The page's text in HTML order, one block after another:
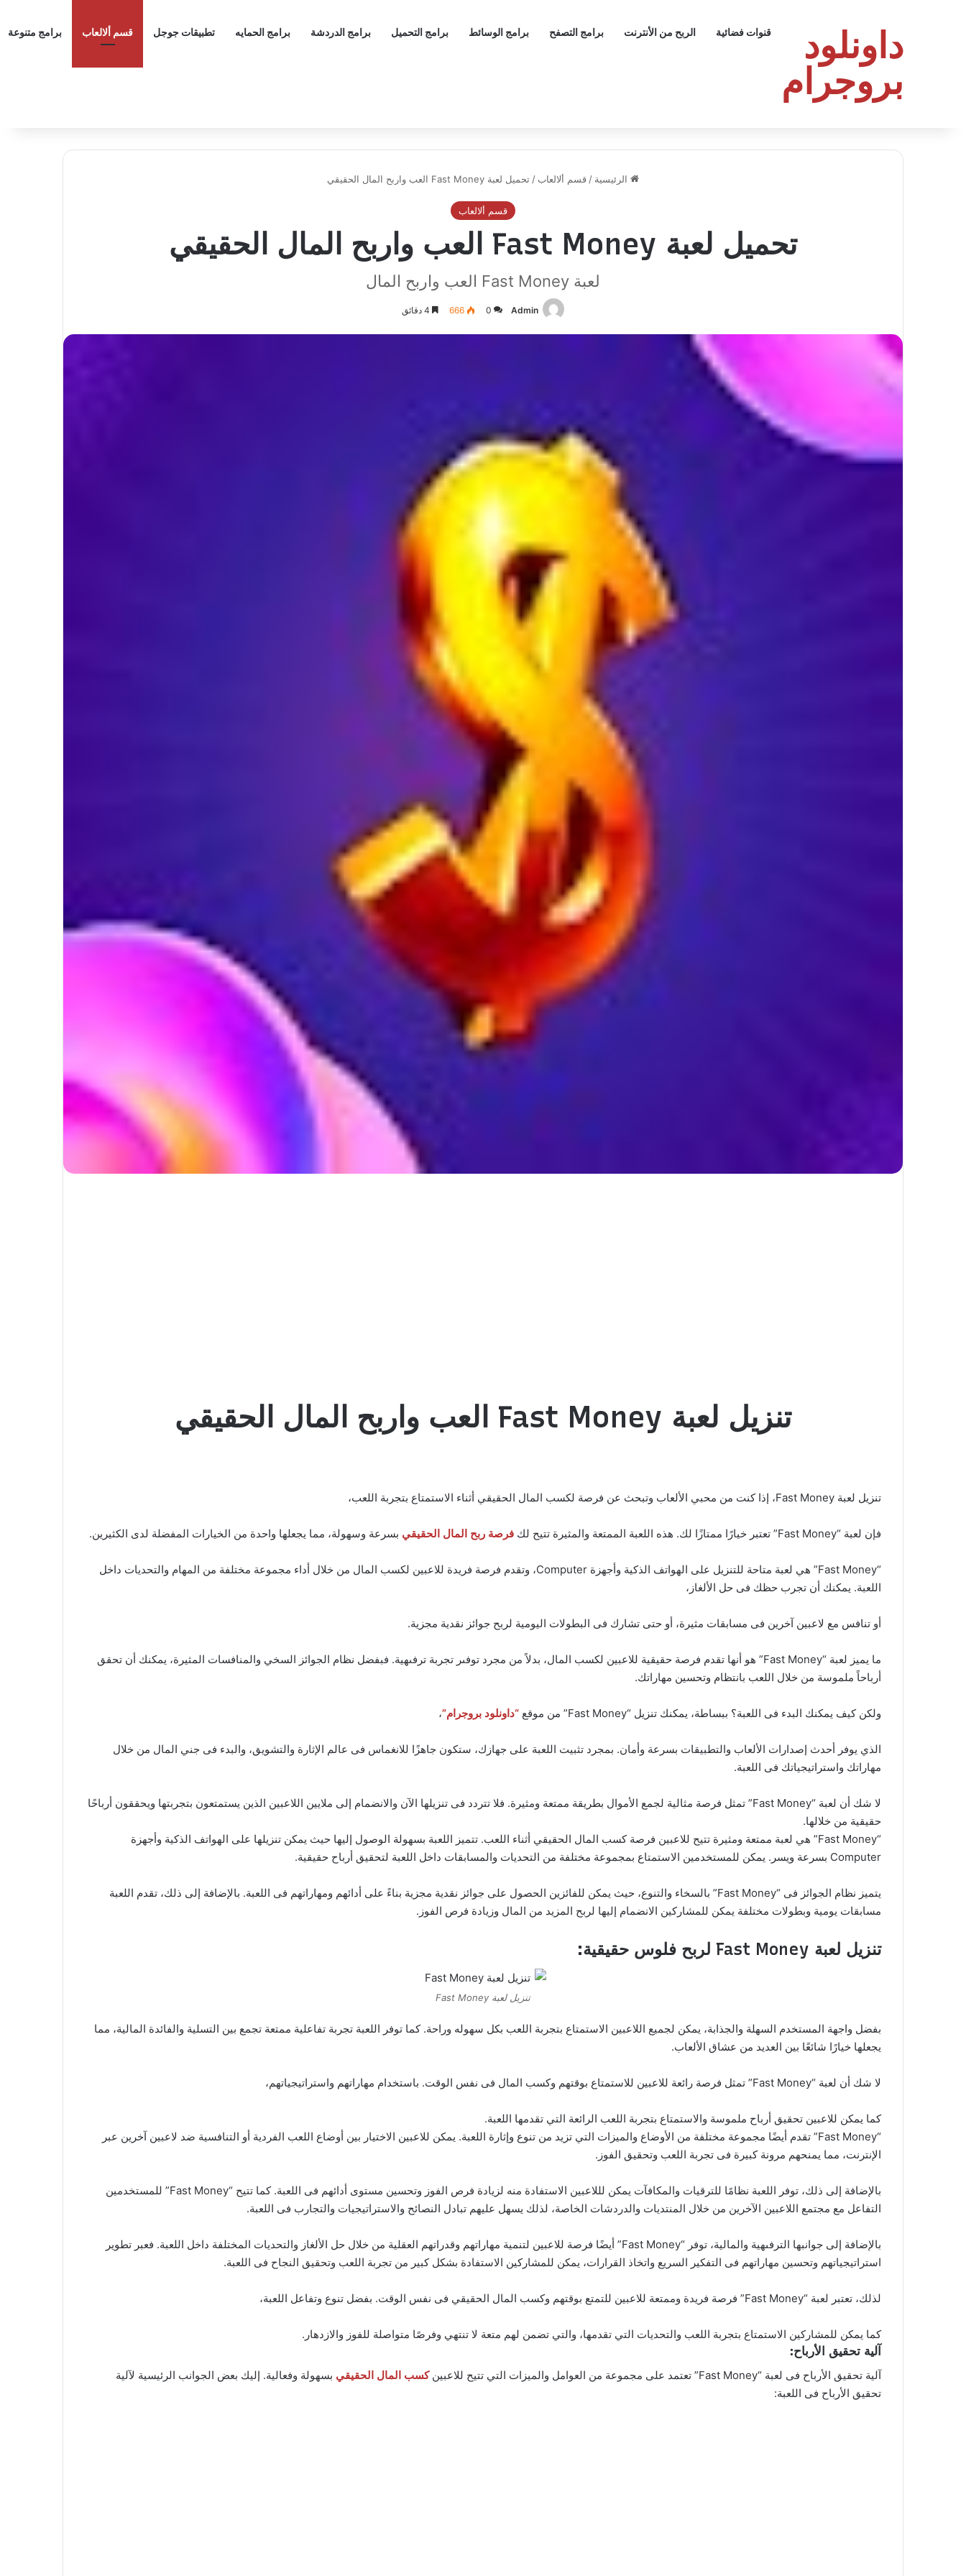
داونلود
بروجرام
قنوات فضائية الربح من الأنترنت برامج التصفح برامج الوسائط برامج التحميل برامج الدردشة برامج الحمايه تطبيقات جوجل قسم ألالعاب برامج متنوعة
الرئيسية / قسم ألالعاب / تحميل لعبة Fast Money العب واربح المال الحقيقي
قسم ألالعاب
تحميل لعبة Fast Money العب واربح المال الحقيقي
لعبة Fast Money العب واربح المال
Admin
0
666
تنزيل لعبة Fast Money العب واربح المال الحقيقي
تنزيل لعبة Fast Money، إذا كنت من محبي الألعاب وتبحث عن فرصة لكسب المال الحقيقي أثناء الاستمتاع بتجربة اللعب،
فإن لعبة “Fast Money” تعتبر خيارًا ممتازًا لك. هذه اللعبة الممتعة والمثيرة تتيح لك فرصة ربح المال الحقيقي بسرعة وسهولة، مما يجعلها واحدة من الخيارات المفضلة لدى الكثيرين.
“Fast Money” هي لعبة متاحة للتنزيل على الهواتف الذكية وأجهزة Computer، وتقدم فرصة فريدة للاعبين لكسب المال من خلال أداء مجموعة مختلفة من المهام والتحديات داخل
اللعبة. يمكنك أن تجرب حظك فى حل الألغاز،
أو تنافس مع لاعبين آخرين فى مسابقات مثيرة، أو حتى تشارك فى البطولات اليومية لربح جوائز نقدية مجزية.
ما يميز لعبة “Fast Money” هو أنها تقدم فرصة حقيقية للاعبين لكسب المال، بدلاً من مجرد توفىر تجربة ترفىهية. فبفضل نظام الجوائز السخي والمنافسات المثيرة، يمكنك أن تحقق
أرباحاً ملموسة من خلال اللعب بانتظام وتحسين مهاراتك.
ولكن كيف يمكنك البدء فى اللعبة؟ ببساطة، يمكنك تنزيل “Fast Money” من موقع “داونلود بروجرام”،
الذي يوفر أحدث إصدارات الألعاب والتطبيقات بسرعة وأمان. بمجرد تثبيت اللعبة على جهازك، ستكون جاهزًا للانغماس فى عالم الإثارة والتشويق، والبدء فى جني المال من خلال
مهاراتك واستراتيجياتك فى اللعبة.
لا شك أن لعبة “Fast Money” تمثل فرصة مثالية لجمع الأموال بطريقة ممتعة ومثيرة. فلا تتردد فى تنزيلها الآن والانضمام إلى ملايين اللاعبين الذين يستمتعون بتجربتها ويحققون أرباحًا
حقيقية من خلالها.
“Fast Money” هي لعبة ممتعة ومثيرة تتيح للاعبين فرصة كسب المال الحقيقي أثناء اللعب. تتميز اللعبة بسهولة الوصول إليها حيث يمكن تنزيلها على الهواتف الذكية وأجهزة
Computer بسرعة ويسر. يمكن للمستخدمين الاستمتاع بمجموعة مختلفة من التحديات والمسابقات داخل اللعبة لتحقيق أرباح حقيقية.
يتميز نظام الجوائز فى “Fast Money” بالسخاء والتنوع، حيث يمكن للفائزين الحصول على جوائز نقدية مجزية بناءً على أدائهم ومهاراتهم فى اللعبة. بالإضافة إلى ذلك، تقدم اللعبة
مسابقات يومية وبطولات مختلفة يمكن للمشاركين الانضمام إليها لربح المزيد من المال وزيادة فرص الفوز.
تنزيل لعبة Fast Money لربح فلوس حقيقية:
تنزيل لعبة Fast Money
بفضل واجهة المستخدم السهلة والجذابة، يمكن لجميع اللاعبين الاستمتاع بتجربة اللعب بكل سهوله وراحة. كما توفر اللعبة تجربة تفاعلية ممتعة تجمع بين التسلية والفائدة المالية، مما
يجعلها خيارًا شائعًا بين العديد من عشاق الألعاب.
لا شك أن لعبة “Fast Money” تمثل فرصة رائعة للاعبين للاستمتاع بوقتهم وكسب المال فى نفس الوقت. باستخدام مهاراتهم واستراتيجياتهم،
كما يمكن للاعبين تحقيق أرباح ملموسة والاستمتاع بتجربة اللعب الرائعة التي تقدمها اللعبة.
“Fast Money” تقدم أيضًا مجموعة مختلفة من الأوضاع والميزات التي تزيد من تنوع وإثارة اللعبة. يمكن للاعبين الاختيار بين أوضاع اللعب الفردية أو التنافسية ضد لاعبين آخرين عبر
الإنترنت، مما يمنحهم مرونة كبيرة فى تجربة اللعب وتحقيق الفوز.
بالإضافة إلى ذلك، توفر اللعبة نظامًا للترقيات والمكافآت يمكن لللاعبين الاستفادة منه لزيادة فرص الفوز وتحسين مستوى أدائهم فى اللعبة. كما تتيح “Fast Money” للمستخدمين
التفاعل مع مجتمع اللاعبين الآخرين من خلال المنتديات والدردشات الخاصة، لذلك يسهل عليهم تبادل النصائح والاستراتيجيات والتجارب فى اللعبة.
بالإضافة إلى جوانبها الترفىهية والمالية، توفر “Fast Money” أيضًا فرصة للاعبين لتنمية مهاراتهم وقدراتهم العقلية من خلال حل الألغاز والتحديات المختلفة داخل اللعبة. فعبر تطوير
استراتيجياتهم وتحسين مهاراتهم فى التفكير السريع واتخاذ القرارات، يمكن للمشاركين الاستفادة بشكل كبير من تجربة اللعب وتحقيق النجاح فى اللعبة.
لذلك، تعتبر لعبة “Fast Money” فرصة فريدة وممتعة للاعبين للتمتع بوقتهم وكسب المال الحقيقي فى نفس الوقت. بفضل تنوع وتفاعل اللعبة،
كما يمكن للمشاركين الاستمتاع بتجربة اللعب والتحديات التي تقدمها، والتي تضمن لهم متعة لا تنتهي وفرصًا متواصلة للفوز والازدهار.
آلية تحقيق الأرباح:
آلية تحقيق الأرباح فى لعبة “Fast Money” تعتمد على مجموعة من العوامل والميزات التي تتيح للاعبين كسب المال الحقيقي بسهولة وفعالية. إليك بعض الجوانب الرئيسية لآلية
تحقيق الأرباح فى اللعبة: